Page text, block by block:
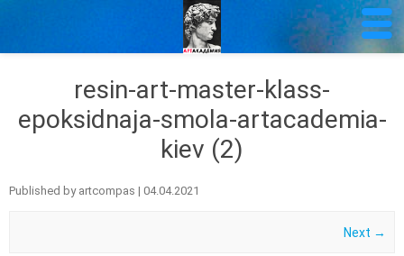
resin-art-master-klass-
epoksidnaja-smola-artacademia-
kiev (2)
Published by artcompas | 04.04.2021
Next →